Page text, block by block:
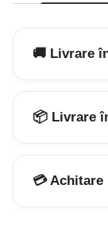
🚚 Livrare
📦 Livrare
💳 Achitare